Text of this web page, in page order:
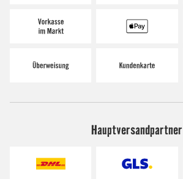
Hauptversandpartner